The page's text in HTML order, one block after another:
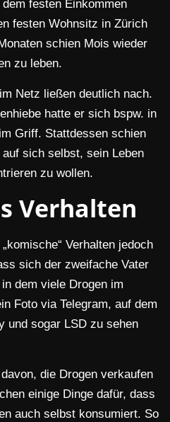
festen Einkommen
festen Wohnsitz in Zürich
schien Mois wieder
zu leben.
Netz ließen deutlich nach.
hatte er sich bspw. in
Griff. Stattdessen schien
sich selbst, sein Leben
zu wollen.
Verhalten
Verhalten jedoch
sich der zweifache Vater
dem viele Drogen im
Foto via Telegram, auf dem
und sogar LSD zu sehen
die Drogen verkaufen
einige Dinge dafür, dass
auch selbst konsumiert. So